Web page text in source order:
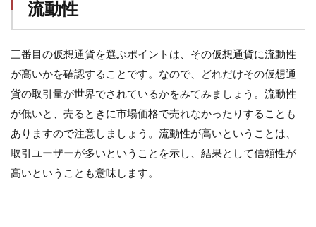
流動性
三番目の仮想通貨を選ぶポイントは、その仮想通貨に流動性
が高いかを確認することです。なので、どれだけその仮想通
貨の取引量が世界でされているかをみてみましょう。流動性
が低いと、売るときに市場価格で売れなかったりすることも
ありますので注意しましょう。流動性が高いということは、
取引ユーザーが多いということを示し、結果として信頼性が
高いということも意味します。